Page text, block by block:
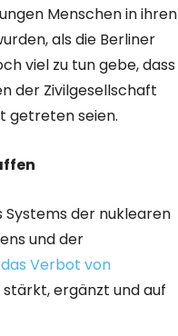
Menschen in ihren
als die Berliner
viel zu tun gebe, dass
der Zivilgesellschaft
getreten seien.
Systems der nuklearen
und der
Verbot von
ergänzt und auf